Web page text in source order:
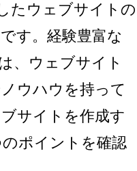
たウェブサイトの
す。経験豊富な
、ウェブサイト
ウハウを持って
サイトを作成す
ポイントを確認